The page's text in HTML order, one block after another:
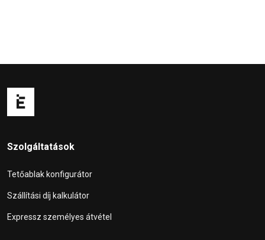
Szolgáltatások
Tetőablak konfigurátor
Szállítási díj kalkulátor
Expressz személyes átvétel